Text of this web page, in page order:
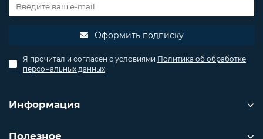
Оформить подписку
Я прочитал и согласен с условиями Политика об обработке
персональных данных
Информация
Полезное